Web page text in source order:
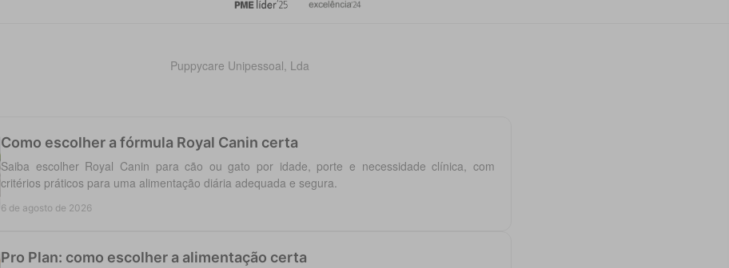
Puppycare Unipessoal, Lda
Como escolher a fórmula Royal Canin certa
Saiba escolher Royal Canin para cão ou gato por idade, porte e necessidade clínica, com
critérios práticos para uma alimentação diária adequada e segura.
6 de agosto de 2026
Pro Plan: como escolher a alimentação certa